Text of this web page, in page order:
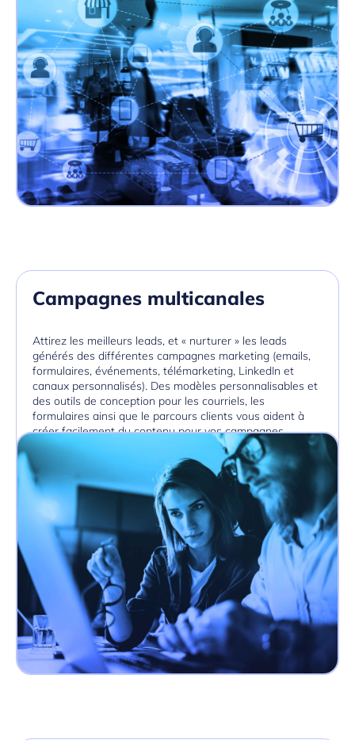
Campagnes multicanales
Attirez les meilleurs leads, et « nurturer » les leads
générés des différentes campagnes marketing (emails,
formulaires, événements, télémarketing, LinkedIn et
canaux personnalisés). Des modèles personnalisables et
des outils de conception pour les courriels, les
formulaires ainsi que le parcours clients vous aident à
créer facilement du contenu pour vos campagnes.